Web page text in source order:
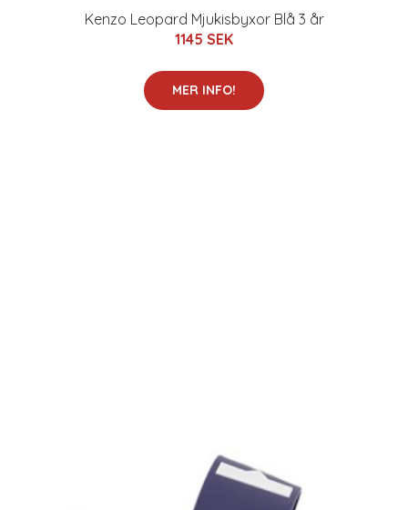
Kenzo Leopard Mjukisbyxor Blå 3 år
1145 SEK
MER INFO!